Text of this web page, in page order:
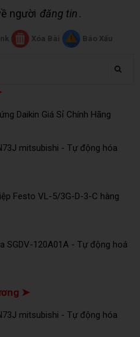
người đăng tin.
Xóa Bài Báo Xấu
Daikin Giá Sỉ Chính Hãng
mitsubishi - Tự động hóa
Festo VL-5/3G-D-3-C hàng
SGDV-120A01A - Tự động hoá
➤
mitsubishi - Tự động hóa